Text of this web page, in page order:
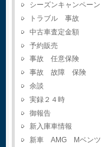
シーズンキャンペーン
トラブル 事故
中古車査定金額
予約販売
事故 任意保険
事故 故障 保険
余談
実録２４時
御報告
新入庫車情報
新車 AMG Mベンツ